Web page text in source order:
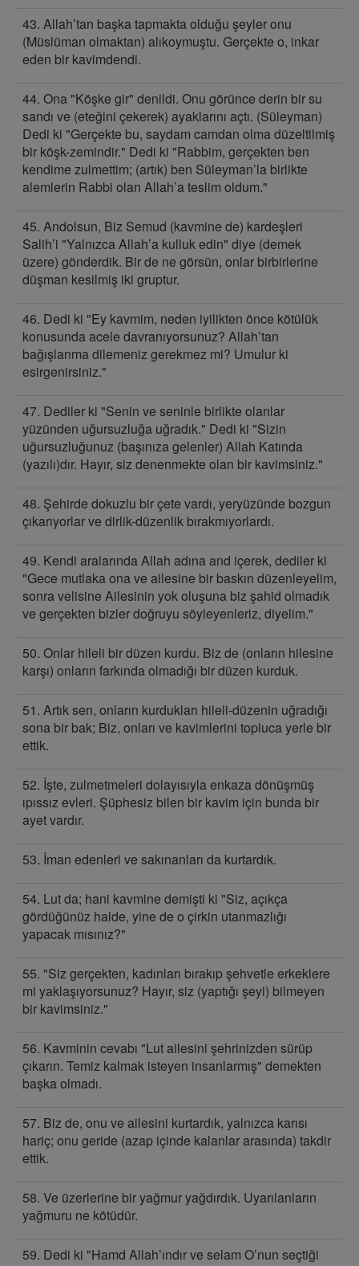
43. Allah’tan başka tapmakta olduğu şeyler onu
(Müslüman olmaktan) alıkoymuştu. Gerçekte o, inkar
eden bir kavimdendi.
44. Ona "Köşke gir" denildi. Onu görünce derin bir su
sandı ve (eteğini çekerek) ayaklarını açtı. (Süleyman)
Dedi ki "Gerçekte bu, saydam camdan olma düzeltilmiş
bir köşk-zemindir." Dedi ki "Rabbim, gerçekten ben
kendime zulmettim; (artık) ben Süleyman’la birlikte
alemlerin Rabbi olan Allah’a teslim oldum."
45. Andolsun, Biz Semud (kavmine de) kardeşleri
Salih’i "Yalnızca Allah’a kulluk edin" diye (demek
üzere) gönderdik. Bir de ne görsün, onlar birbirlerine
düşman kesilmiş iki gruptur.
46. Dedi ki "Ey kavmim, neden iyilikten önce kötülük
konusunda acele davranıyorsunuz? Allah’tan
bağışlanma dilemeniz gerekmez mi? Umulur ki
esirgenirsiniz."
47. Dediler ki "Senin ve seninle birlikte olanlar
yüzünden uğursuzluğa uğradık." Dedi ki "Sizin
uğursuzluğunuz (başınıza gelenler) Allah Katında
(yazılı)dır. Hayır, siz denenmekte olan bir kavimsiniz."
48. Şehirde dokuzlu bir çete vardı, yeryüzünde bozgun
çıkarıyorlar ve dirlik-düzenlik bırakmıyorlardı.
49. Kendi aralarında Allah adına and içerek, dediler ki
"Gece mutlaka ona ve ailesine bir baskın düzenleyelim,
sonra velisine Ailesinin yok oluşuna biz şahid olmadık
ve gerçekten bizler doğruyu söyleyenleriz, diyelim."
50. Onlar hileli bir düzen kurdu. Biz de (onların hilesine
karşı) onların farkında olmadığı bir düzen kurduk.
51. Artık sen, onların kurdukları hileli-düzenin uğradığı
sona bir bak; Biz, onları ve kavimlerini topluca yerle bir
ettik.
52. İşte, zulmetmeleri dolayısıyla enkaza dönüşmüş
ıpıssız evleri. Şüphesiz bilen bir kavim için bunda bir
ayet vardır.
53. İman edenleri ve sakınanları da kurtardık.
54. Lut da; hani kavmine demişti ki "Siz, açıkça
gördüğünüz halde, yine de o çirkin utanmazlığı
yapacak mısınız?"
55. "Siz gerçekten, kadınları bırakıp şehvetle erkeklere
mi yaklaşıyorsunuz? Hayır, siz (yaptığı şeyi) bilmeyen
bir kavimsiniz."
56. Kavminin cevabı "Lut ailesini şehrinizden sürüp
çıkarın. Temiz kalmak isteyen insanlarmış" demekten
başka olmadı.
57. Biz de, onu ve ailesini kurtardık, yalnızca karısı
hariç; onu geride (azap içinde kalanlar arasında) takdir
ettik.
58. Ve üzerlerine bir yağmur yağdırdık. Uyarılanların
yağmuru ne kötüdür.
59. Dedi ki "Hamd Allah’ındır ve selam O’nun seçtiği